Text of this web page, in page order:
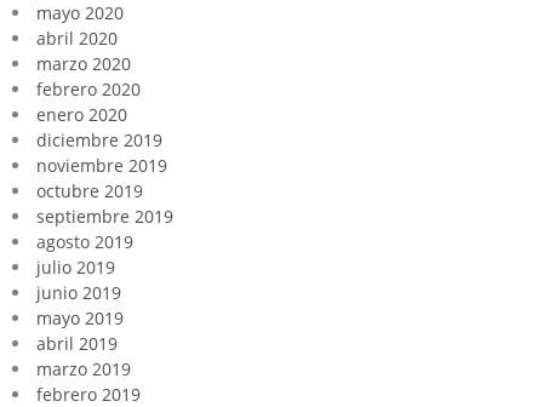
mayo 2020
abril 2020
marzo 2020
febrero 2020
enero 2020
diciembre 2019
noviembre 2019
octubre 2019
septiembre 2019
agosto 2019
julio 2019
junio 2019
mayo 2019
abril 2019
marzo 2019
febrero 2019